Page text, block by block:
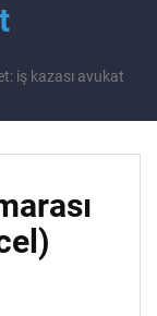
iş kazası avukat